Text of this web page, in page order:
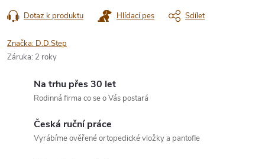
Dotaz k produktu Hlídací pes Sdílet
Značka: D.D.Step
Záruka: 2 roky
Na trhu přes 30 let
Rodinná firma co se o Vás postará
Česká ruční práce
Vyrábíme ověřené ortopedické vložky a pantofle